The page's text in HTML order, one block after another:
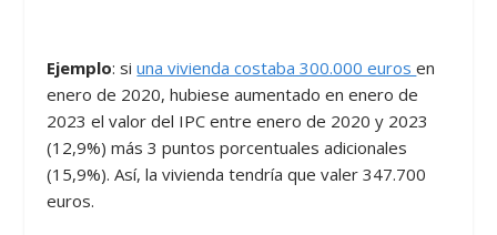
Ejemplo: siuna vivienda costaba 300.000 eurosen
enero de 2020, hubiese aumentado en enero de
2023 el valor del IPC entre enero de 2020 y 2023
(12,9%) más 3 puntos porcentuales adicionales
(15,9%). Así, la vivienda tendría que valer 347.700
euros.